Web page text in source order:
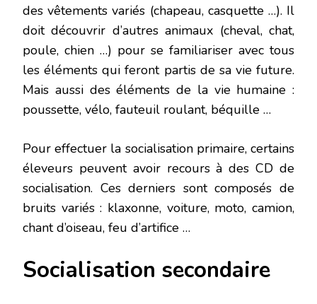
des vêtements variés (chapeau, casquette …). Il
doit découvrir d’autres animaux (cheval, chat,
poule, chien …) pour se familiariser avec tous
les éléments qui feront partis de sa vie future.
Mais aussi des éléments de la vie humaine :
poussette, vélo, fauteuil roulant, béquille …
Pour effectuer la socialisation primaire, certains
éleveurs peuvent avoir recours à des CD de
socialisation. Ces derniers sont composés de
bruits variés : klaxonne, voiture, moto, camion,
chant d’oiseau, feu d’artifice …
Socialisation secondaire